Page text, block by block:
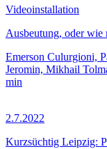
Videoinstallation
Ausbeutung, oder wie
Emerson Culurgioni,
Jeromin, Mikhail
min
2.7.2022
Kurzsüchtig Leipzig: